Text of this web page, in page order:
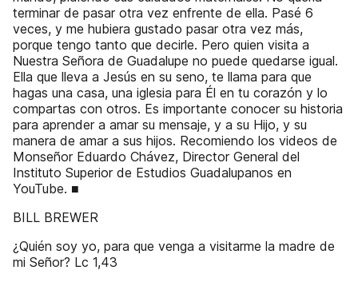
terminar de pasar otra vez enfrente de ella. Pasé 6
veces, y me hubiera gustado pasar otra vez más,
porque tengo tanto que decirle. Pero quien visita a
Nuestra Señora de Guadalupe no puede quedarse igual.
Ella que lleva a Jesús en su seno, te llama para que
hagas una casa, una iglesia para Él en tu corazón y lo
compartas con otros. Es importante conocer su historia
para aprender a amar su mensaje, y a su Hijo, y su
manera de amar a sus hijos. Recomiendo los videos de
Monseñor Eduardo Chávez, Director General del
Instituto Superior de Estudios Guadalupanos en
YouTube. ■
BILL BREWER
¿Quién soy yo, para que venga a visitarme la madre de
mi Señor? Lc 1,43